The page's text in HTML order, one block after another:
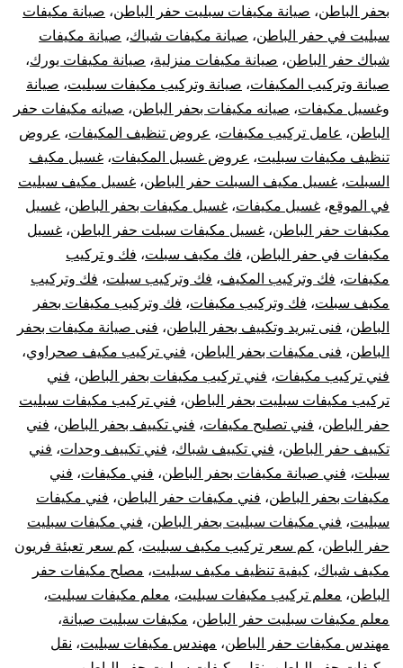
بحفر الباطن، صيانة مكيفات سبليت حفر الباطن، صيانة مكيفات
سبليت في حفر الباطن، صيانة مكيفات شباك، صيانة مكيفات
شباك حفر الباطن، صيانة مكيفات منزلية، صيانة مكيفات يورك،
صيانة وتركيب المكيفات، صيانة وتركيب مكيفات سبليت، صيانة
وغسيل مكيفات، صيانه مكيفات بحفر الباطن، صيانه مكيفات حفر
الباطن، عامل تركيب مكيفات، عروض تنظيف المكيفات، عروض
تنظيف مكيفات سبليت، عروض غسيل المكيفات، غسيل مكيف
السبلت، غسيل مكيف السبلت حفر الباطن، غسيل مكيف سبليت
في الموقع، غسيل مكيفات، غسيل مكيفات بحفر الباطن، غسيل
مكيفات حفر الباطن، غسيل مكيفات سبلت حفر الباطن، غسيل
مكيفات في حفر الباطن، فك مكيف سبلت، فك و تركيب
مكيفات، فك وتركيب المكيف، فك وتركيب سبلت، فك وتركيب
مكيف سبلت، فك وتركيب مكيفات، فك وتركيب مكيفات بحفر
الباطن، فنى تبريد وتكييف بحفر الباطن، فنى صيانة مكيفات بحفر
الباطن، فنى مكيفات بحفر الباطن، فني تركيب مكيف صحراوي،
فني تركيب مكيفات، فني تركيب مكيفات بحفر الباطن، فني
تركيب مكيفات سبليت بحفر الباطن، فني تركيب مكيفات سبليت
حفر الباطن، فني تصليح مكيفات، فني تكييف بحفر الباطن، فني
تكييف حفر الباطن، فني تكييف شباك، فني تكييف وحدات، فني
سبلت، فني صيانة مكيفات بحفر الباطن، فني مكيفات، فني
مكيفات بحفر الباطن، فني مكيفات حفر الباطن، فني مكيفات
سبليت، فني مكيفات سبليت بحفر الباطن، فني مكيفات سبليت
حفر الباطن، كم سعر تركيب مكيف سبليت، كم سعر تعبئة فريون
مكيف شباك، كيفية تنظيف مكيف سبليت، مصلح مكيفات حفر
الباطن، معلم تركيب مكيفات سبليت، معلم مكيفات سبليت،
معلم مكيفات سبليت حفر الباطن، مكيفات سبليت صيانة،
مهندس مكيفات حفر الباطن، مهندس مكيفات سبليت، نقل